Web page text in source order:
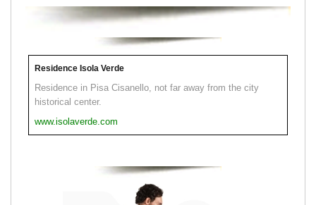
Residence Isola Verde
Residence in Pisa Cisanello, not far away from the city
historical center.
www.isolaverde.com